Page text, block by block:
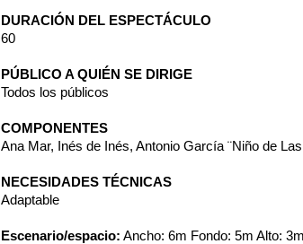
DURACIÓN DEL ESPECTÁCULO
60
PÚBLICO A QUIÉN SE DIRIGE
Todos los públicos
COMPONENTES
Ana Mar, Inés de Inés, Antonio García ¨Niño de
NECESIDADES TÉCNICAS
Adaptable
Escenario/espacio: Ancho: 6m Fondo: 5m Alto: 3m